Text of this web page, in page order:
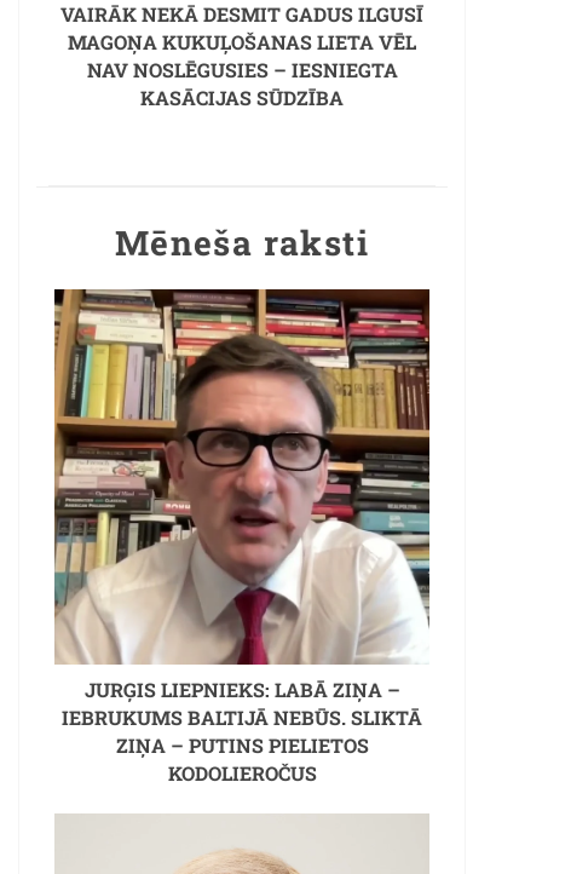
VAIRĀK NEKĀ DESMIT GADUS ILGUSĪ
MAGOŅA KUKUĻOŠANAS LIETA VĒL
NAV NOSLĒGUSIES – IESNIEGTA
KASĀCIJAS SŪDZĪBA
Mēneša raksti
JURĢIS LIEPNIEKS: LABĀ ZIŅA –
IEBRUKUMS BALTIJĀ NEBŪS. SLIKTĀ
ZIŅA – PUTINS PIELIETOS
KODOLIEROČUS